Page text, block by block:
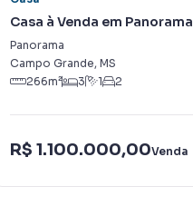
Casa à Venda em Panorama
Panorama
Campo Grande, MS
266m² 3 1 2
R$ 1.100.000,00Venda